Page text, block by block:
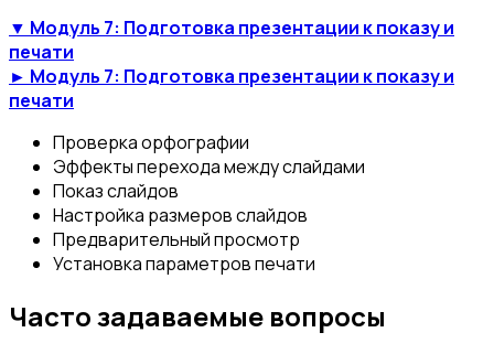
▼ Модуль 7: Подготовка презентации к показу и
печати
► Модуль 7: Подготовка презентации к показу и
печати
Проверка орфографии
Эффекты перехода между слайдами
Показ слайдов
Настройка размеров слайдов
Предварительный просмотр
Установка параметров печати
Часто задаваемые вопросы